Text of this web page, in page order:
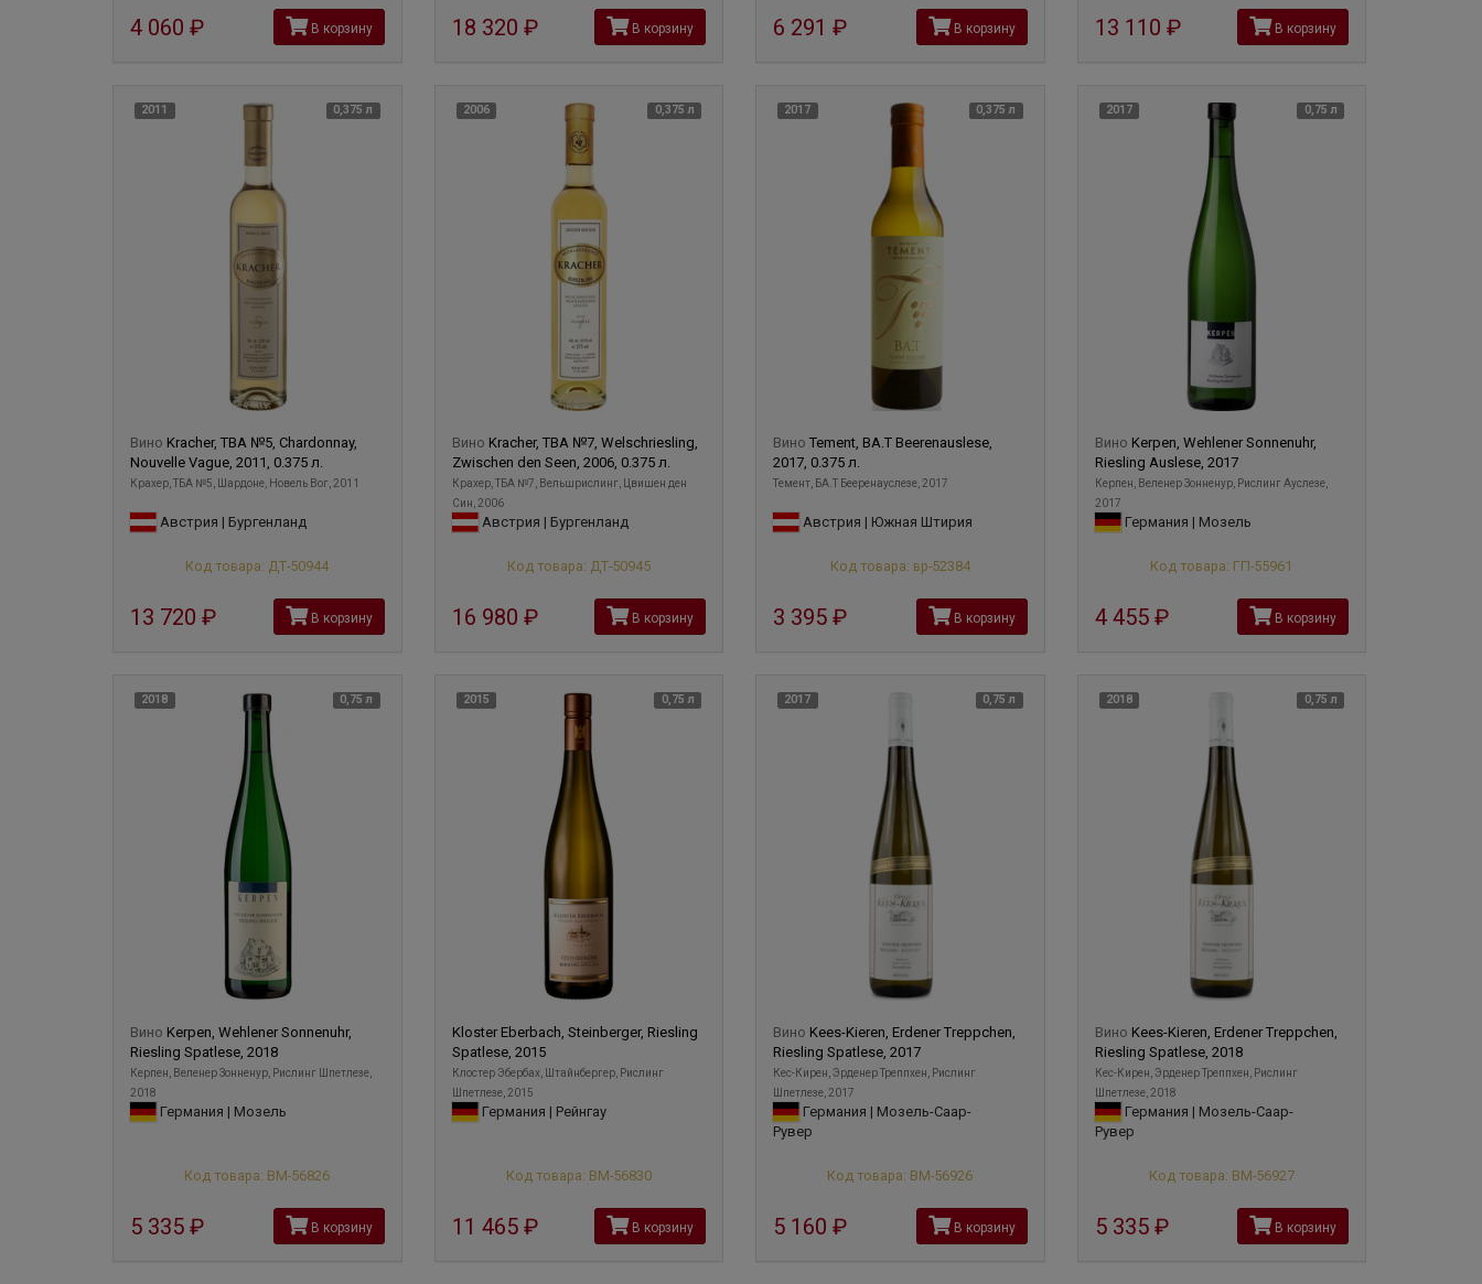
4 060 В корзину 18 320 В корзину 6 291 В корзину 13 110 В корзину
2011 0,375 л
Вино Kracher, TBA №5, Chardonnay,
Nouvelle Vague, 2011, 0.375 л.
Крахер, ТБА №5, Шардоне, Новель Вог, 2011
Австрия | Бургенланд
Код товара: ДТ-50944
13 720 В корзину
2006 0,375 л
Вино Kracher, TBA №7, Welschriesling,
Zwischen den Seen, 2006, 0.375 л.
Крахер, ТБА №7, Вельшрислинг, Цвишен ден
Син, 2006
Австрия | Бургенланд
Код товара: ДТ-50945
16 980 В корзину
2017 0,375 л
Вино Tement, BA.T Beerenauslese,
2017, 0.375 л.
Темент, БА.Т Бееренауслезе, 2017
Австрия | Южная Штирия
Код товара: вр-52384
3 395 В корзину
2017 0,75 л
Вино Kerpen, Wehlener Sonnenuhr,
Riesling Auslese, 2017
Керпен, Веленер Зонненур, Рислинг Ауслезе,
2017
Германия | Мозель
Код товара: ГП-55961
4 455 В корзину
2018 0,75 л
Вино Kerpen, Wehlener Sonnenuhr,
Riesling Spatlese, 2018
Керпен, Веленер Зонненур, Рислинг Шпетлезе,
2018
Германия | Мозель
Код товара: ВМ-56826
5 335 В корзину
2015 0,75 л
Kloster Eberbach, Steinberger, Riesling
Spatlese, 2015
Клостер Эбербах, Штайнбергер, Рислинг
Шпетлезе, 2015
Германия | Рейнгау
Код товара: ВМ-56830
11 465 В корзину
2017 0,75 л
Вино Kees-Kieren, Erdener Treppchen,
Riesling Spatlese, 2017
Кес-Кирен, Эрденер Треппхен, Рислинг
Шпетлезе, 2017
Германия | Мозель-Саар-
Рувер
Код товара: ВМ-56926
5 160 В корзину
2018 0,75 л
Вино Kees-Kieren, Erdener Treppchen,
Riesling Spatlese, 2018
Кес-Кирен, Эрденер Треппхен, Рислинг
Шпетлезе, 2018
Германия | Мозель-Саар-
Рувер
Код товара: ВМ-56927
5 335 В корзину